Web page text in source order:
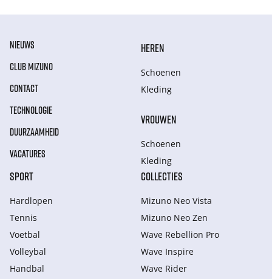
NIEUWS
CLUB MIZUNO
CONTACT
TECHNOLOGIE
DUURZAAMHEID
VACATURES
HEREN
Schoenen
Kleding
VROUWEN
Schoenen
Kleding
SPORT
Hardlopen
Tennis
Voetbal
Volleybal
Handbal
COLLECTIES
Mizuno Neo Vista
Mizuno Neo Zen
Wave Rebellion Pro
Wave Inspire
Wave Rider